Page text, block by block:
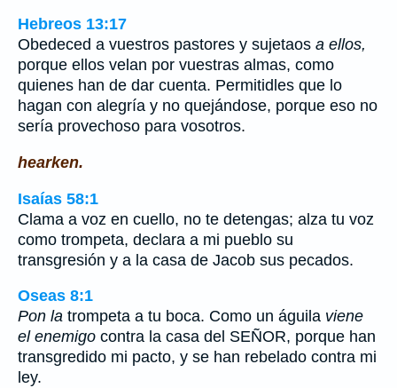
Hebreos 13:17
Obedeced a vuestros pastores y sujetaos a ellos,
porque ellos velan por vuestras almas, como
quienes han de dar cuenta. Permitidles que lo
hagan con alegría y no quejándose, porque eso no
sería provechoso para vosotros.
hearken.
Isaías 58:1
Clama a voz en cuello, no te detengas; alza tu voz
como trompeta, declara a mi pueblo su
transgresión y a la casa de Jacob sus pecados.
Oseas 8:1
Pon la trompeta a tu boca. Como un águila viene
el enemigo contra la casa del SEÑOR, porque han
transgredido mi pacto, y se han rebelado contra mi
ley.